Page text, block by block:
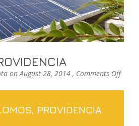
on August 28, 2014 , Comments Offon
PROVIDENCIA